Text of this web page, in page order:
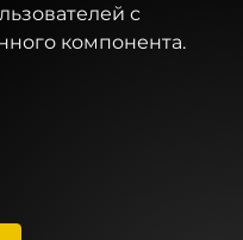
с
компонента.